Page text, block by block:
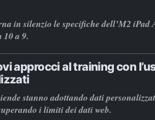
in silenzio le specifiche dell’M2
10 a 9.
approcci al training con
stanno adottando dati
i limiti dei dati web.